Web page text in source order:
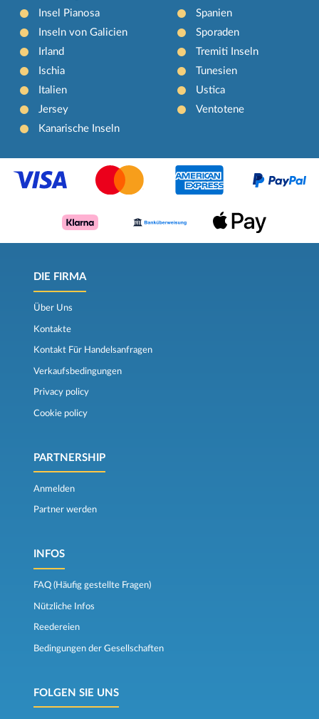
Insel Pianosa
Inseln von Galicien
Irland
Ischia
Italien
Jersey
Kanarische Inseln
Spanien
Sporaden
Tremiti Inseln
Tunesien
Ustica
Ventotene
DIE FIRMA
Über Uns
Kontakte
Kontakt Für Handelsanfragen
Verkaufsbedingungen
Privacy policy
Cookie policy
PARTNERSHIP
Anmelden
Partner werden
INFOS
FAQ (Häufig gestellte Fragen)
Nützliche Infos
Reedereien
Bedingungen der Gesellschaften
FOLGEN SIE UNS